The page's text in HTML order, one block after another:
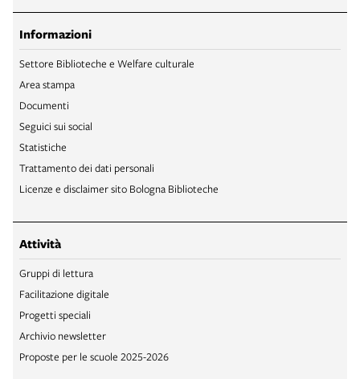
Informazioni
Settore Biblioteche e Welfare culturale
Area stampa
Documenti
Seguici sui social
Statistiche
Trattamento dei dati personali
Licenze e disclaimer sito Bologna Biblioteche
Attività
Gruppi di lettura
Facilitazione digitale
Progetti speciali
Archivio newsletter
Proposte per le scuole 2025-2026